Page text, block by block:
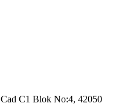
C1 Blok No:4, 42050